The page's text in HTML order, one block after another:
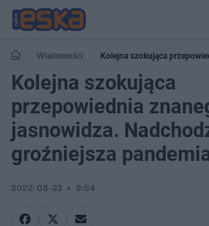
Wiadomości
Kolejna szokująca
Nadchodzi jeszcze groźniejsza pandemia!
Kolejna szokująca
przepowiednia
jasnowidza.
groźniejsza
2022-05-23 9:54